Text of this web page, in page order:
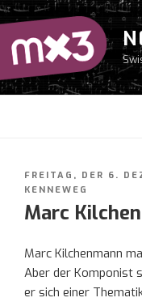
Zum
Inhalt
springen
VERÖFFENTLICHT
AM
FREITAG, DER 6.
KENNEWEG
Marc
Marc Kilchenmann
Aber der Komponist
er sich einer